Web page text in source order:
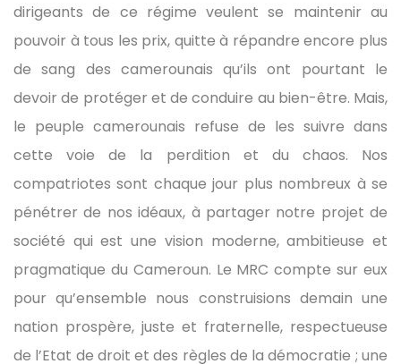
dirigeants de ce régime veulent se maintenir au
pouvoir à tous les prix, quitte à répandre encore plus
de sang des camerounais qu’ils ont pourtant le
devoir de protéger et de conduire au bien-être. Mais,
le peuple camerounais refuse de les suivre dans
cette voie de la perdition et du chaos. Nos
compatriotes sont chaque jour plus nombreux à se
pénétrer de nos idéaux, à partager notre projet de
société qui est une vision moderne, ambitieuse et
pragmatique du Cameroun. Le MRC compte sur eux
pour qu’ensemble nous construisions demain une
nation prospère, juste et fraternelle, respectueuse
de l’Etat de droit et des règles de la démocratie ; une